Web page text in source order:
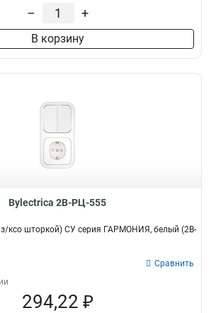
– +
В корзину
Bylectrica 2В-РЦ-555
ксо шторкой) СУ серия ГАРМОНИЯ, белый (2В-
Сравнить
294,22 ₽